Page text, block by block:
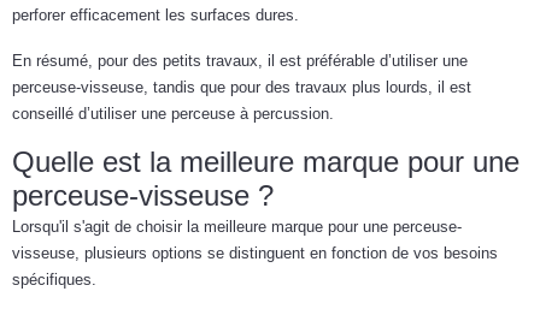
perforer efficacement les surfaces dures.
En résumé, pour des petits travaux, il est préférable d’utiliser une
perceuse-visseuse, tandis que pour des travaux plus lourds, il est
conseillé d’utiliser une perceuse à percussion.
Quelle est la meilleure marque pour une
perceuse-visseuse ?
Lorsqu'il s'agit de choisir la meilleure marque pour une perceuse-
visseuse, plusieurs options se distinguent en fonction de vos besoins
spécifiques.